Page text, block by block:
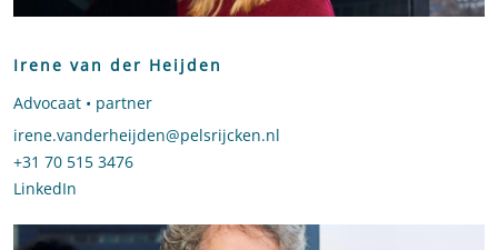
Irene van der Heijden
Advocaat • partner
Stuur een e-mail naar Irene van der Heijden
irene.vanderheijden@pelsrijcken.nl
Bel naar Irene van der Heijden
+31 70 515 3476
LinkedIn